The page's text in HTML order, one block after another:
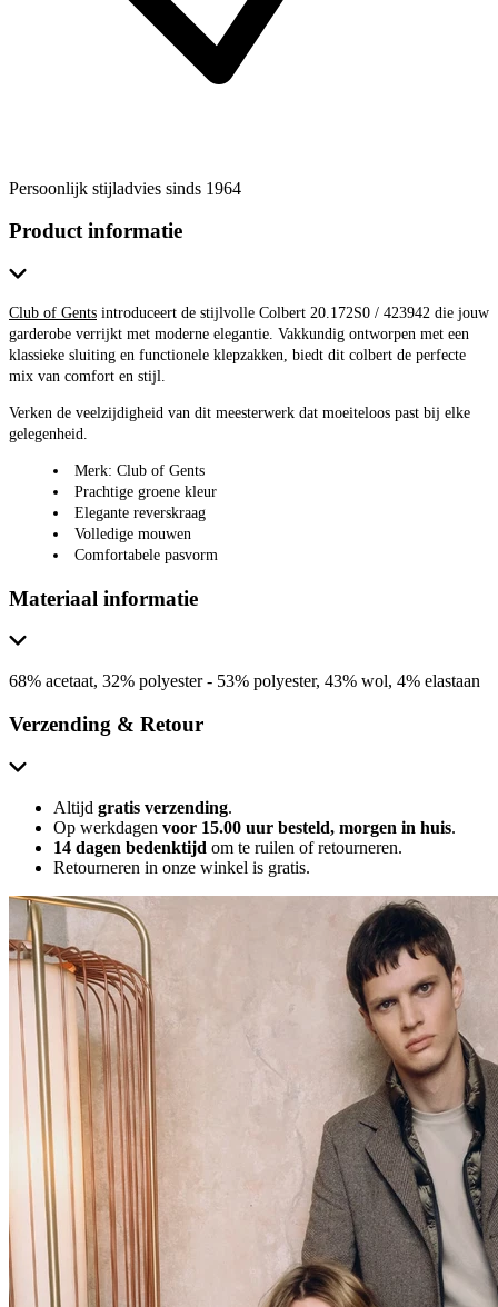
Persoonlijk stijladvies sinds 1964
Product informatie
Club of Gents introduceert de stijlvolle Colbert 20.172S0 / 423942 die jouw
garderobe verrijkt met moderne elegantie. Vakkundig ontworpen met een
klassieke sluiting en functionele klepzakken, biedt dit colbert de perfecte
mix van comfort en stijl.
Verken de veelzijdigheid van dit meesterwerk dat moeiteloos past bij elke
gelegenheid.
Merk: Club of Gents
Prachtige groene kleur
Elegante reverskraag
Volledige mouwen
Comfortabele pasvorm
Materiaal informatie
68% acetaat, 32% polyester - 53% polyester, 43% wol, 4% elastaan
Verzending & Retour
Altijd gratis verzending.
Op werkdagen voor 15.00 uur besteld, morgen in huis.
14 dagen bedenktijd om te ruilen of retourneren.
Retourneren in onze winkel is gratis.